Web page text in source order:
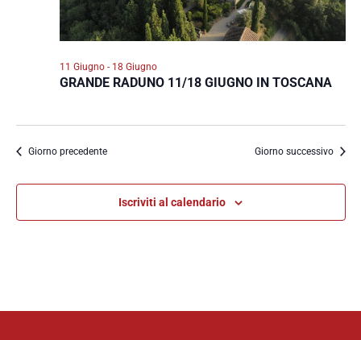
GRANDE RADUNO 11/18 GIUGNO IN TOSCANA
11 Giugno- 18 Giugno
Giorno precedente Giorno successivo
Iscriviti al calendario